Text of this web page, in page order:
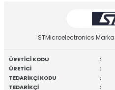
STMicroelectronics
ÜRETİCİ KODU :
ÜRETİCİ :
TEDARİKÇİ KODU :
TEDARİKÇİ :